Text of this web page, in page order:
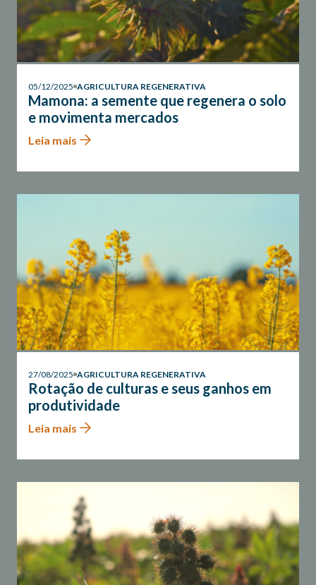
05/12/2025 AGRICULTURA REGENERATIVA
Mamona: a semente que regenera o solo
e movimenta mercados
Leia mais
27/08/2025 AGRICULTURA REGENERATIVA
Rotação de culturas e seus ganhos em
produtividade
Leia mais